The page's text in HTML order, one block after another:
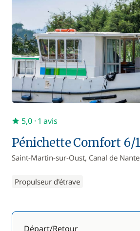
Pénichette Comfort 6/
Saint-Martin-sur-Oust, Canal de
Propulseur d'étrave
5,0 · 1 avis
Départ/Retour